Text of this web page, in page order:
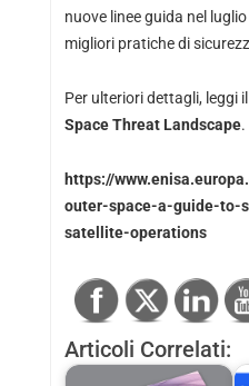
nuove linee guida nel
migliori pratiche di
Per ulteriori dettagli, leggi
Space Threat Landscape.
https://
outer-space-a-guide-to-
satellite-operations
Articoli Correlati: